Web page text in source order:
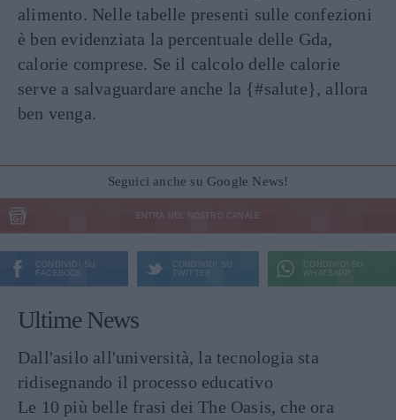
alimento. Nelle tabelle presenti sulle confezioni
è ben evidenziata la percentuale delle Gda,
calorie comprese. Se il calcolo delle calorie
serve a salvaguardare anche la {#salute}, allora
ben venga.
Seguici anche su Google News!
ENTRA NEL NOSTRO CANALE
CONDIVIDI SU
FACEBOOK
CONDIVIDI SU
TWITTER
CONDIVIDI SU
WHATSAPP
Ultime News
Dall'asilo all'università, la tecnologia sta
ridisegnando il processo educativo
Le 10 più belle frasi dei The Oasis, che ora